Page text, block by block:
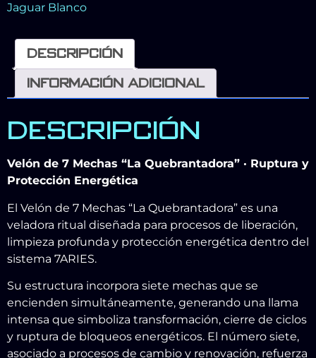
Jaguar Blanco
Descripción
Información adicional
DESCRIPCIÓN
Velón de 7 Mechas “La Quebrantadora” · Ruptura y
Protección Energética
El Velón de 7 Mechas “La Quebrantadora” es una
veladora ritual diseñada para procesos de liberación,
limpieza profunda y protección energética dentro del
sistema 7ARIES.
Su estructura incorpora siete mechas que se
encienden simultáneamente, generando una llama
intensa que simboliza transformación, cierre de ciclos
y ruptura de bloqueos energéticos. El número siete,
asociado a procesos de cambio y renovación, refuerza